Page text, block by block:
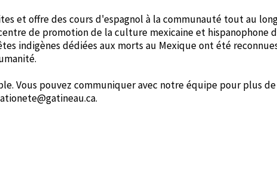
et offre des cours d'espagnol à la communauté tout au
de promotion de la culture mexicaine et hispanophone
indigènes dédiées aux morts au Mexique ont été
Vous pouvez communiquer avec notre équipe pour plus